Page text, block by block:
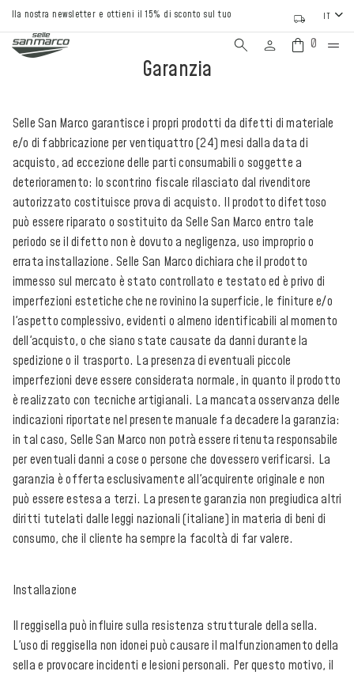
nostra newsletter e ottieni il 15% di sconto sul tuo primo ordine IT
0
Garanzia
Selle San Marco garantisce i propri prodotti da difetti di materiale
e/o di fabbricazione per ventiquattro (24) mesi dalla data di
acquisto, ad eccezione delle parti consumabili o soggette a
deterioramento: lo scontrino fiscale rilasciato dal rivenditore
autorizzato costituisce prova di acquisto. Il prodotto difettoso
può essere riparato o sostituito da Selle San Marco entro tale
periodo se il difetto non è dovuto a negligenza, uso improprio o
errata installazione. Selle San Marco dichiara che il prodotto
immesso sul mercato è stato controllato e testato ed è privo di
imperfezioni estetiche che ne rovinino la superficie, le finiture e/o
l'aspetto complessivo, evidenti o almeno identificabili al momento
dell'acquisto, o che siano state causate da danni durante la
spedizione o il trasporto. La presenza di eventuali piccole
imperfezioni deve essere considerata normale, in quanto il prodotto
è realizzato con tecniche artigianali. La mancata osservanza delle
indicazioni riportate nel presente manuale fa decadere la garanzia:
in tal caso, Selle San Marco non potrà essere ritenuta responsabile
per eventuali danni a cose o persone che dovessero verificarsi. La
garanzia è offerta esclusivamente all'acquirente originale e non
può essere estesa a terzi. La presente garanzia non pregiudica altri
diritti tutelati dalle leggi nazionali (italiane) in materia di beni di
consumo, che il cliente ha sempre la facoltà di far valere.
Installazione
Il reggisella può influire sulla resistenza strutturale della sella.
L'uso di reggisella non idonei può causare il malfunzionamento della
sella e provocare incidenti e lesioni personali. Per questo motivo, il